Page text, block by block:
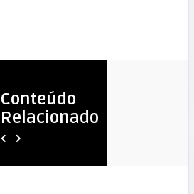
Conteúdo
Relacionado
RAFAEL STRAUB
AUDIÊNCIA PÚBLICA DE AVALIAÇÃO DO